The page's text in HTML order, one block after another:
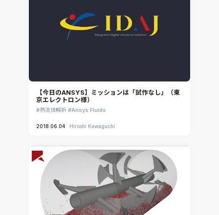
【今日のANSYS】ミッションは「試作なし」（東
京エレクトロン様）
熱流体解析 Ansys Fluids
2018.06.04 Hiroshi Kawaguchi